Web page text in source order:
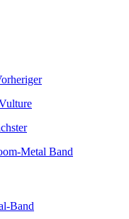
Metal Band